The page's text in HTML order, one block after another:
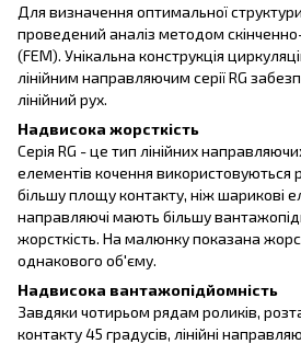
Для визначення оптимальної
проведений аналіз методом
(FEM). Унікальна конструкція
лінійним направляючим серії RG
лінійний рух.
Надвисока жорсткість
Серія RG - це тип лінійних
елементів кочення використовуються
більшу площу контакту, ніж шарикові
направляючі мають більшу
жорсткість. На малюнку показана
однакового об'єму.
Надвисока вантажопідйомність
Завдяки чотирьом рядам роликів,
контакту 45 градусів, лінійні